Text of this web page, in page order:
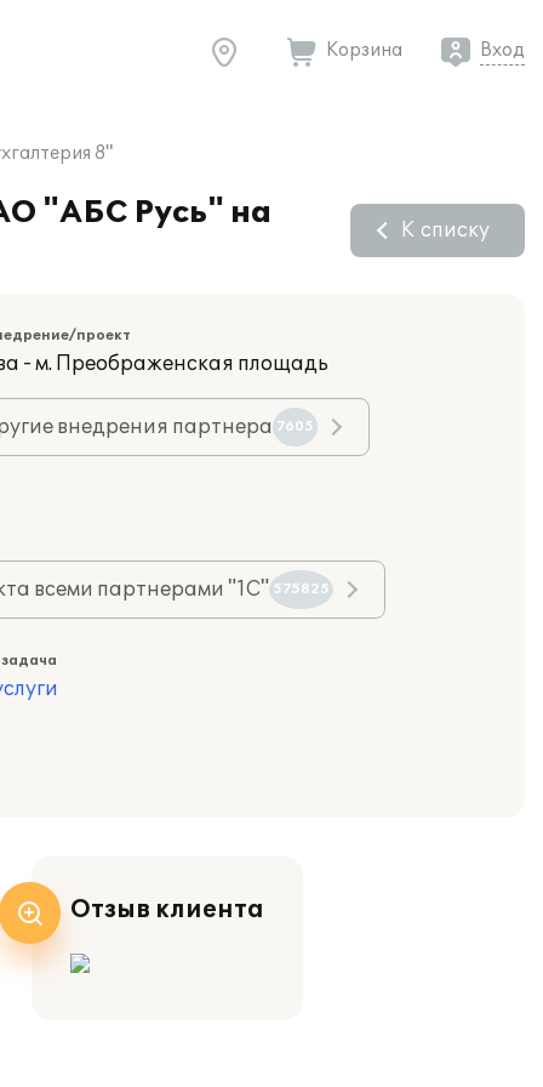
Корзина Вход
8"
"АБС Русь" на К списку
проект
- м. Преображенская площадь
внедрения партнера 7605
всеми партнерами "1С" 575825
Отзыв клиента